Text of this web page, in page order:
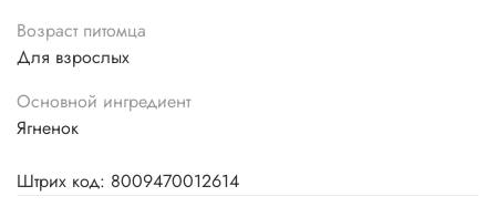
Возраст питомца
Для взрослых
Основной ингредиент
Ягненок
Штрих код: 8009470012614